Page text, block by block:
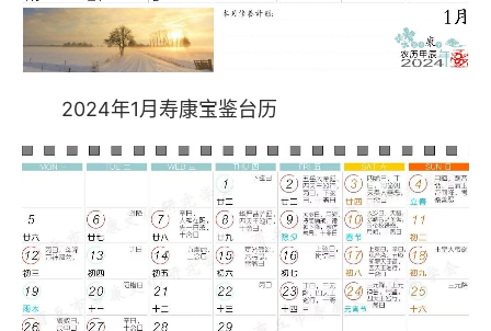
2024年1月寿康宝鉴台历